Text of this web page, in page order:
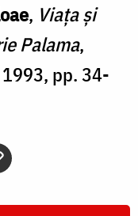
, Viața și
Palama,
pp. 34-